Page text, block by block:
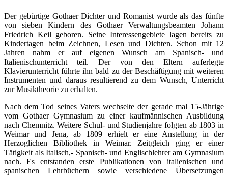
Der gebürtige Gothaer Dichter und Romanist wurde als das fünfte
von sieben Kindern des Gothaer Verwaltungsbeamten Johann
Friedrich Keil geboren. Seine Interessengebiete lagen bereits zu
Kindertagen beim Zeichnen, Lesen und Dichten. Schon mit 12
Jahren nahm er auf eigenen Wunsch am Spanisch- und
Italienischunterricht teil. Der von den Eltern auferlegte
Klavierunterricht führte ihn bald zu der Beschäftigung mit weiteren
Instrumenten und daraus resultierend zu dem Wunsch, Unterricht
zur Musiktheorie zu erhalten.
Nach dem Tod seines Vaters wechselte der gerade mal 15-Jährige
vom Gothaer Gymnasium zu einer kaufmännischen Ausbildung
nach Chemnitz. Weitere Schul- und Studienjahre folgten ab 1803 in
Weimar und Jena, ab 1809 erhielt er eine Anstellung in der
Herzoglichen Bibliothek in Weimar. Zeitgleich ging er einer
Tätigkeit als Italisch,- Spanisch- und Englischlehrer am Gymnasium
nach. Es entstanden erste Publikationen von italienischen und
spanischen Lehrbüchern sowie verschiedene Übersetzungen